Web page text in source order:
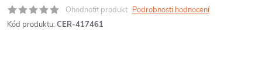
Ohodnotit produkt Podrobnosti hodnocení
Kód produktu: CER-417461